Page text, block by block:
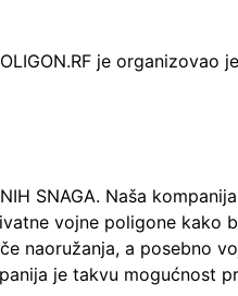
je organizovao
SNAGA. Naša
vojne poligone kako
naoružanja, a posebno
je takvu mogućnost